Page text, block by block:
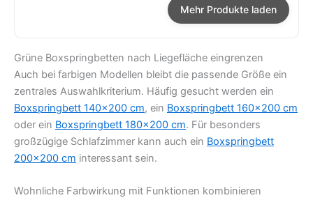
Mehr Produkte laden
Grüne Boxspringbetten nach Liegefläche eingrenzen
Auch bei farbigen Modellen bleibt die passende Größe ein
zentrales Auswahlkriterium. Häufig gesucht werden ein
Boxspringbett 140×200 cm, ein Boxspringbett 160×200 cm
oder ein Boxspringbett 180×200 cm. Für besonders
großzügige Schlafzimmer kann auch ein Boxspringbett
200×200 cm interessant sein.
Wohnliche Farbwirkung mit Funktionen kombinieren